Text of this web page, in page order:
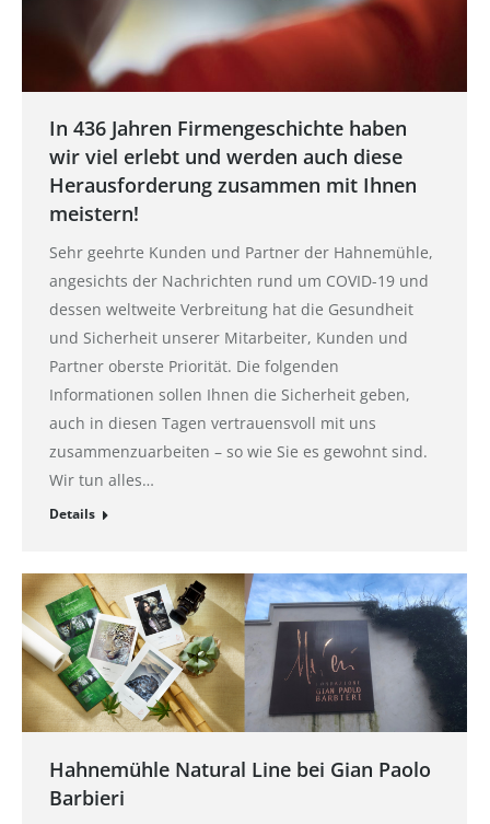
In 436 Jahren Firmengeschichte haben
wir viel erlebt und werden auch diese
Herausforderung zusammen mit Ihnen
meistern!
Sehr geehrte Kunden und Partner der Hahnemühle,
angesichts der Nachrichten rund um COVID-19 und
dessen weltweite Verbreitung hat die Gesundheit
und Sicherheit unserer Mitarbeiter, Kunden und
Partner oberste Priorität. Die folgenden
Informationen sollen Ihnen die Sicherheit geben,
auch in diesen Tagen vertrauensvoll mit uns
zusammenzuarbeiten – so wie Sie es gewohnt sind.
Wir tun alles…
Details
Hahnemühle Natural Line bei Gian Paolo
Barbieri